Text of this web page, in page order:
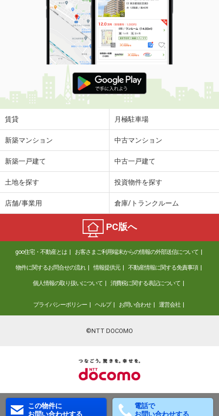
賃貸 月極駐車場
新築マンション 中古マンション
新築一戸建て 中古一戸建て
土地を探す 投資物件を探す
店舗/事業用 倉庫/トランクルーム
PC版へ
goo住宅・不動産とは お客さまご利用端末からの情報の外部送信について
物件に関するお問合せの流れ 情報提供元 不動産情報に関する免責事項
個人情報の取り扱いについて 消費税に関する表記について
プライバシーポリシー ヘルプ お問い合わせ 運営会社
©NTT DOCOMO
この物件に
お問い合わせする
電話で
お問い合わせする